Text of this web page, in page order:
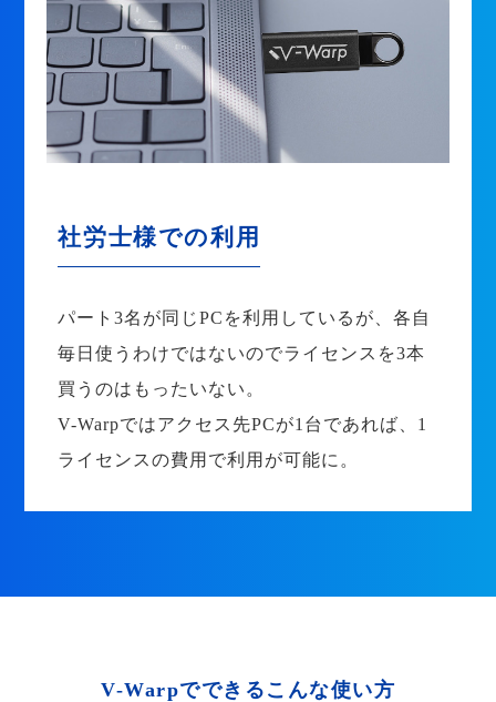
社労士様での利用
パート3名が同じPCを利用しているが、各自
毎日使うわけではないのでライセンスを3本
買うのはもったいない。
V-Warpではアクセス先PCが1台であれば、1
ライセンスの費用で利用が可能に。
V-Warpでできるこんな使い方